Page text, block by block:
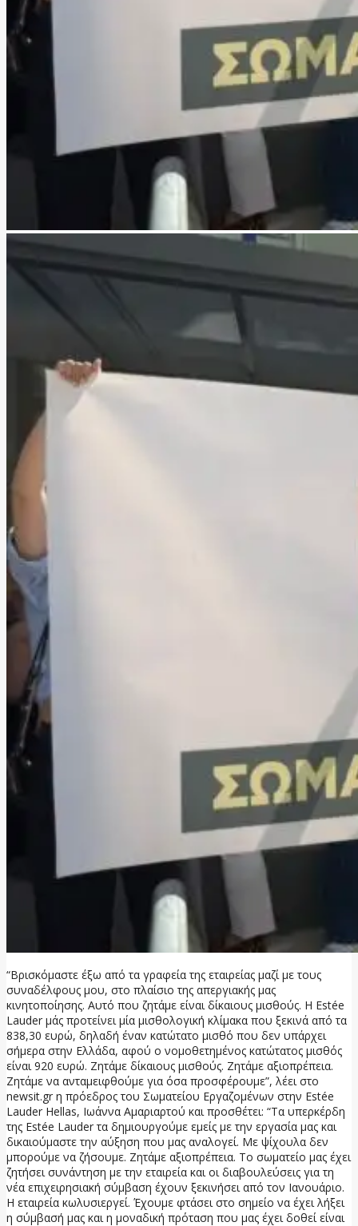
“Βρισκόμαστε έξω από τα γραφεία της εταιρείας μαζί με τους
συναδέλφους μου, στο πλαίσιο της απεργιακής μας
κινητοποίησης. Αυτό που ζητάμε είναι δίκαιους μισθούς. Η Estée
Lauder μάς προτείνει μία μισθολογική κλίμακα που ξεκινά από τα
838,30 ευρώ, δηλαδή έναν κατώτατο μισθό που δεν υπάρχει
σήμερα στην Ελλάδα, αφού ο νομοθετημένος κατώτατος μισθός
είναι 920 ευρώ. Ζητάμε δίκαιους μισθούς. Ζητάμε αξιοπρέπεια.
Ζητάμε να ανταμειφθούμε για όσα προσφέρουμε”, λέει στο
newsit.gr η πρόεδρος του Σωματείου Εργαζομένων στην Estée
Lauder Hellas, Ιωάννα Αμαριαρτού και προσθέτει: “Τα υπερκέρδη
της Estée Lauder τα δημιουργούμε εμείς με την εργασία μας και
δικαιούμαστε την αύξηση που μας αναλογεί. Με ψίχουλα δεν
μπορούμε να ζήσουμε. Ζητάμε αξιοπρέπεια. Το σωματείο μας έχει
ζητήσει συνάντηση με την εταιρεία και οι διαβουλεύσεις για τη
νέα επιχειρησιακή σύμβαση έχουν ξεκινήσει από τον Ιανουάριο.
Η εταιρεία κωλυσιεργεί. Έχουμε φτάσει στο σημείο να έχει λήξει
η σύμβασή μας και η μοναδική πρόταση που μας έχει δοθεί είναι